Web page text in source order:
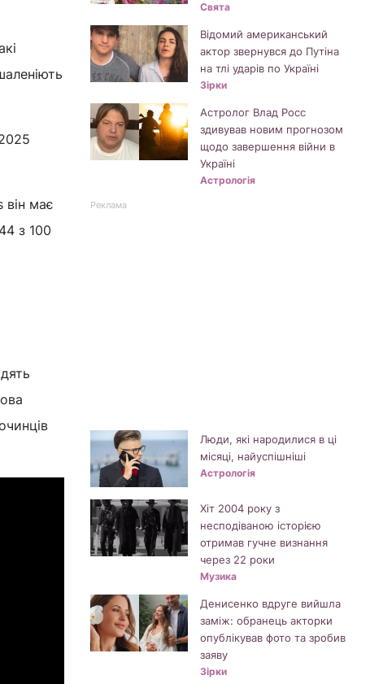
він має
з 100
Свята
Відомий американський
актор звернувся до Путіна
на тлі ударів по Україні
Зірки
Астролог Влад Росс
здивував новим прогнозом
щодо завершення війни в
Україні
Астрологія
Реклама
Люди, які народилися в ці
місяці, найуспішніші
Астрологія
Хіт 2004 року з
несподіваною історією
отримав гучне визнання
через 22 роки
Музика
Денисенко вдруге вийшла
заміж: обранець акторки
опублікував фото та зробив
заяву
Зірки